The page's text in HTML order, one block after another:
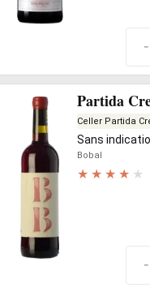
-
Partida
Celler Partida
Sans
Bobal
-